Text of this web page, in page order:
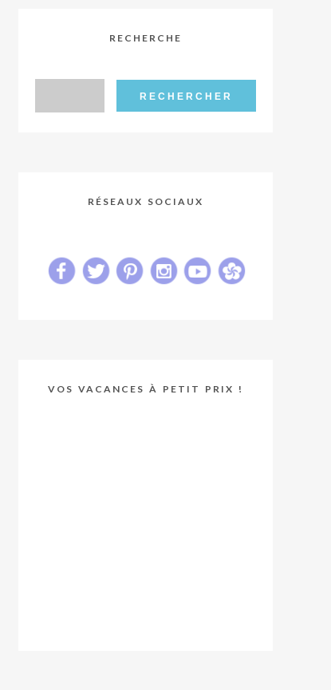
RECHERCHE
RÉSEAUX SOCIAUX
VOS VACANCES À PETIT PRIX !